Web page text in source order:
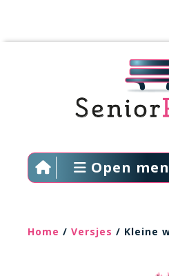
Open
Home / Versjes / Kleine